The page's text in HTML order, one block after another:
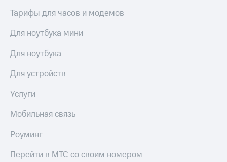
Тарифы для часов и модемов
Для ноутбука мини
Для ноутбука
Для устройств
Услуги
Мобильная связь
Роуминг
Перейти в МТС со своим номером